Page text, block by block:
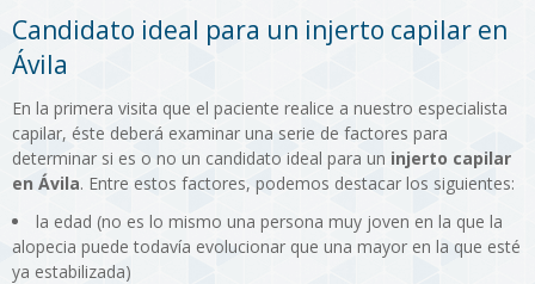
Candidato ideal para un injerto capilar en
Ávila
En la primera visita que el paciente realice a nuestro especialista
capilar, éste deberá examinar una serie de factores para
determinar si es o no un candidato ideal para un injerto capilar
en Ávila. Entre estos factores, podemos destacar los siguientes:
la edad (no es lo mismo una persona muy joven en la que la
alopecia puede todavía evolucionar que una mayor en la que esté
ya estabilizada)